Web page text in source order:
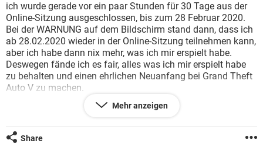
WHATSAPP TIKTOK
FACEBOOK HARDWARE
WINDOWS 10 INSTAGRAM
WHATSAPP TIKTOK
FACEBOOK HARDWARE
ich wurde gerade vor ein paar Stunden für 30 Tage aus der
Online-Sitzung ausgeschlossen, bis zum 28 Februar 2020.
Bei der WARNUNG auf dem Bildschirm stand dann, dass ich
ab 28.02.2020 wieder in der Online-Sitzung teilnehmen kann,
aber ich habe dann nix mehr, was ich mir erspielt habe.
Deswegen fände ich es fair, alles was ich mir erspielt habe
zu behalten und einen ehrlichen Neuanfang bei Grand Theft
Auto V zu machen.
Vielen Dank für Ihre Hilfe und für die Geduld
Jason Thies
Mehr anzeigen
Share